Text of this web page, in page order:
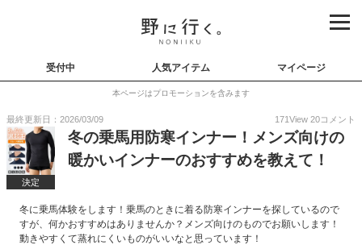
受付中 人気アイテム マイページ
本ページはプロモーションを含みます
最終更新日：2026/03/09 171View 20コメント
決定
冬の乗馬用防寒インナー！メンズ向けの
暖かいインナーのおすすめを教えて！
冬に乗馬体験をします！乗馬のときに着る防寒インナーを探しているので
すが、何かおすすめはありませんか？メンズ向けのものでお願いします！
動きやすくて蒸れにくいものがいいなと思っています！